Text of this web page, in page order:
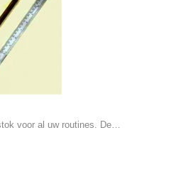
voor al uw routines. De…